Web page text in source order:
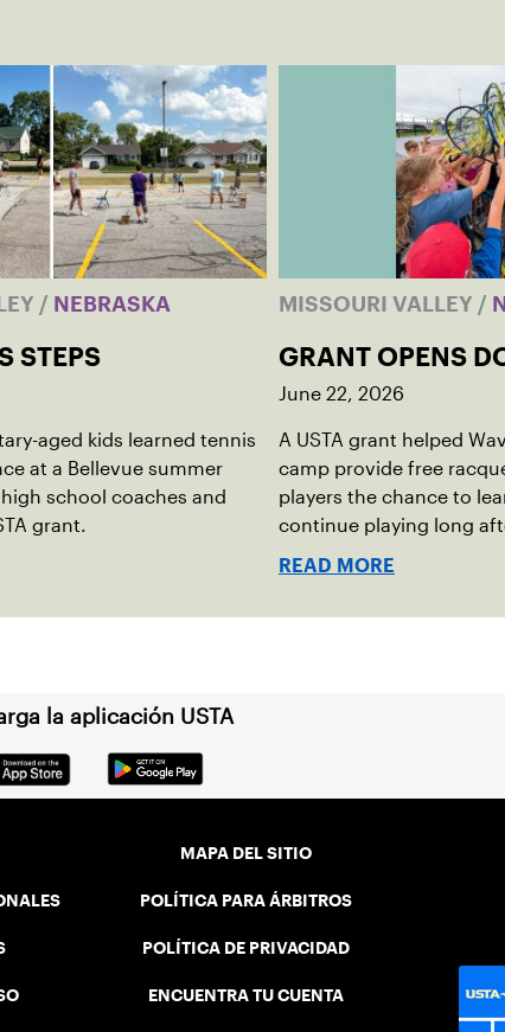
/ NEBRASKA
STEPS
aged kids learned tennis
at a Bellevue summer
school coaches and
grant.
MISSOURI VALLEY /
GRANT OPENS
June 22, 2026
A USTA grant helped
camp provide free
players the chance to
continue playing long
READ MORE
la aplicación USTA
MAPA DEL SITIO
POLÍTICA PARA ÁRBITROS
POLÍTICA DE PRIVACIDAD
ENCUENTRA TU CUENTA